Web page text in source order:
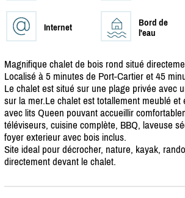
Internet
Bord de
l'eau
Magnifique chalet de bois rond situé
Localisé à 5 minutes de Port-Cartier et 45
Le chalet est situé sur une plage privée avec
sur la mer.Le chalet est totallement meublé et
avec lits Queen pouvant accueillir
téléviseurs, cuisine complète, BBQ, laveuse
foyer exterieur avec bois inclus.
Site ideal pour décrocher, nature, kayak,
directement devant le chalet.